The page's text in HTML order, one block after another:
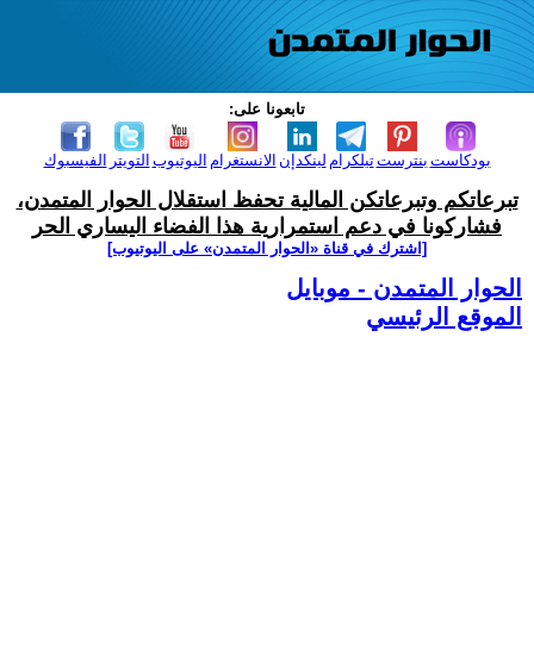
تابعونا على:
الفيسبوك التويتر اليوتيوب الانستغرام لينكدإن تيلكرامبنترست بودكاست
تبرعاتكم وتبرعاتكن المالية تحفظ استقلال الحوار المتمدن،
فشاركونا في دعم استمرارية هذا الفضاء اليساري الحر
[اشترك في قناة ‫«الحوار المتمدن» على اليوتيوب]
الحوار المتمدن - موبايل
الموقع الرئيسي